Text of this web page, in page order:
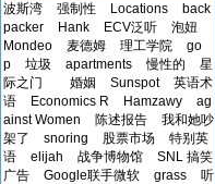
波斯湾
强制性 Locations
back
packer
Hank ECV泛听
泡妞
Mondeo
麦德姆 理工学院
go
p
垃圾 apartments 慢性的
星
际之门
婚姻 Sunspot
英语术
语
Economics R Hamzawy
ag
ainst Women
陈述报告
我和她吵
架了
snoring 股票市场
特别英
语
elijah 战争博物馆
SNL 搞笑
广告
Google联手微软 grass
听